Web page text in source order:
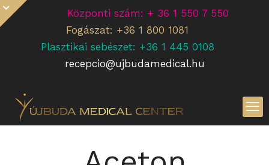
Központi szám: + 36 1 550 7 550
Fogászat: +36 1 800 1081
Plasztikai sebészet: +36 1 445 0108
recepcio@ujbudamedical.hu